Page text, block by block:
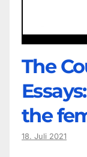
The
the
18. Juli 2021